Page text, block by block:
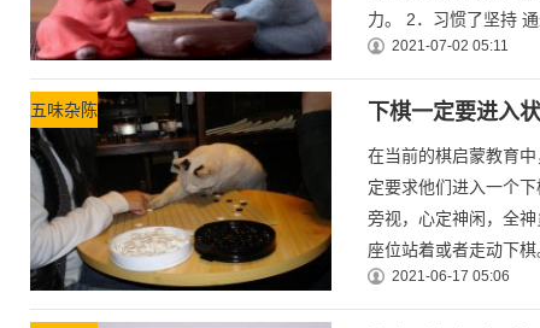
力。 2．习惯了坚持
2021-07-02 05:11
五味杂陈 下棋一定要进入
在当前的棋启蒙教育
定要求他们进入一个
旁视，心定神闲，全
座位站着或者走动下
2021-06-17 05:06